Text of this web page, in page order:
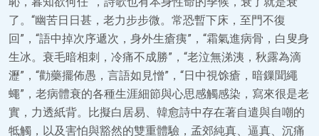
了。“幽苦日日甚，老力步步微。常恐暫下床，至門不復
回”，“語中掉次序遞次，身外生瘡痍”，“霜氣進病骨，白叟身
生冰。衰毛暗相刺，冷痛不成勝”，“老泣無涕洟，秋露為滴
瀝”，“勸藥擺佈愚，言語如見憎”，“日中視馀瘡，暗鏁聞繩
蠅”，老病體衰的各種生涯細節與心思感觸感染，寫來很是老
實，力透紙背。比擬白居易、韓愈詩中存在著自遣與自嘲的
牴觸，以及害怕與豁然的雙重體驗，孟郊純真、逼真、沉痛